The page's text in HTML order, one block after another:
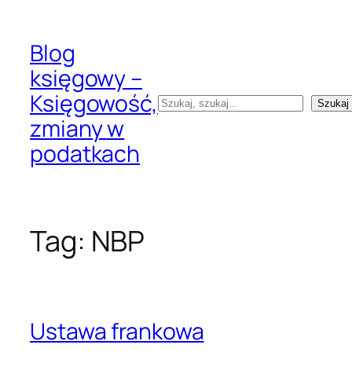
treściBlog
księgowy –
Księgowość,
zmiany w
podatkach
Szukaj Szukaj
Tag: NBP
Ustawa frankowa